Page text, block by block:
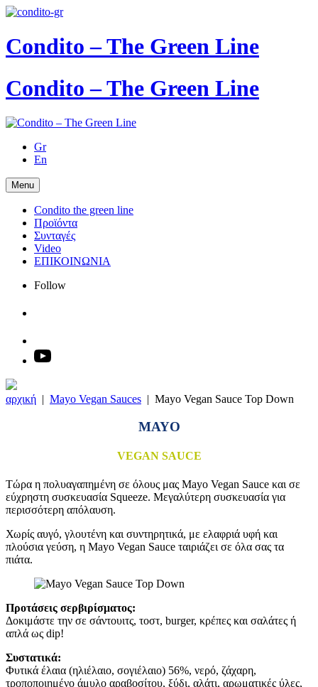
Condito – The Green Line
Condito – The Green Line
Gr
En
Menu
Condito the green line
Προϊόντα
Συνταγές
Video
ΕΠΙΚΟΙΝΩΝΙΑ
Follow
αρχική | Mayo Vegan Sauces | Mayo Vegan Sauce Top Down
MAYO
VEGAN SAUCE
Τώρα η πολυαγαπημένη σε όλους μας Mayo Vegan Sauce και σε
εύχρηστη συσκευασία Squeeze. Mεγαλύτερη συσκευασία για
περισσότερη απόλαυση.
Χωρίς αυγό, γλουτένη και συντηρητικά, με ελαφριά υφή και
πλούσια γεύση, η Mayo Vegan Sauce ταιριάζει σε όλα σας τα
πιάτα.
Προτάσεις σερβιρίσματος:
Δοκιμάστε την σε σάντουιτς, τοστ, burger, κρέπες και σαλάτες ή
απλά ως dip!
Συστατικά:
Φυτικά έλαια (ηλιέλαιο, σογιέλαιο) 56%, νερό, ζάχαρη,
τροποποιημένο άμυλο αραβοσίτου, ξύδι, αλάτι, αρωματικές ύλες,